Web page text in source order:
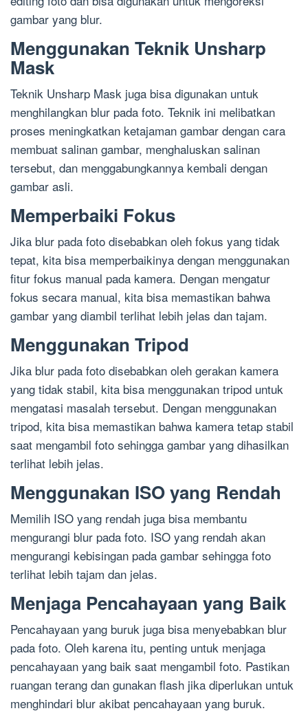
gambar yang blur.
Menggunakan Teknik Unsharp
Mask
Teknik Unsharp Mask juga bisa digunakan untuk
menghilangkan blur pada foto. Teknik ini melibatkan
proses meningkatkan ketajaman gambar dengan cara
membuat salinan gambar, menghaluskan salinan
tersebut, dan menggabungkannya kembali dengan
gambar asli.
Memperbaiki Fokus
Jika blur pada foto disebabkan oleh fokus yang tidak
tepat, kita bisa memperbaikinya dengan menggunakan
fitur fokus manual pada kamera. Dengan mengatur
fokus secara manual, kita bisa memastikan bahwa
gambar yang diambil terlihat lebih jelas dan tajam.
Menggunakan Tripod
Jika blur pada foto disebabkan oleh gerakan kamera
yang tidak stabil, kita bisa menggunakan tripod untuk
mengatasi masalah tersebut. Dengan menggunakan
tripod, kita bisa memastikan bahwa kamera tetap stabil
saat mengambil foto sehingga gambar yang dihasilkan
terlihat lebih jelas.
Menggunakan ISO yang Rendah
Memilih ISO yang rendah juga bisa membantu
mengurangi blur pada foto. ISO yang rendah akan
mengurangi kebisingan pada gambar sehingga foto
terlihat lebih tajam dan jelas.
Menjaga Pencahayaan yang Baik
Pencahayaan yang buruk juga bisa menyebabkan blur
pada foto. Oleh karena itu, penting untuk menjaga
pencahayaan yang baik saat mengambil foto. Pastikan
ruangan terang dan gunakan flash jika diperlukan untuk
menghindari blur akibat pencahayaan yang buruk.